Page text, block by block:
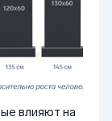
влияют на